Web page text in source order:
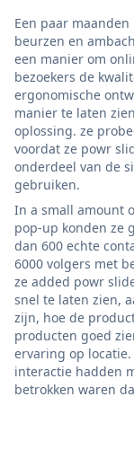
Een paar
beurzen en
een manier om
bezoekers de
ergonomische
manier te laten
oplossing. ze
voordat ze powr
onderdeel van de
gebruiken.
In a small amount
pop-up konden ze
dan 600 echte
6000 volgers met
ze added powr
snel te laten zien,
zijn, hoe de
producten goed
ervaring op
interactie hadden
betrokken waren